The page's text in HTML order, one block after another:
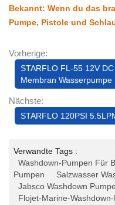
Bekannt: Wenn du das
Pumpe, Pistole und
Vorherige:
STARFLO FL-55 12V
Membran Wasserpumpe
Nächste:
STARFLO 120PSI
Verwandte Tags :
Washdown-Pumpen Für
Pumpen
Salzwasser
Jabsco Washdown
Flojet-Marine-